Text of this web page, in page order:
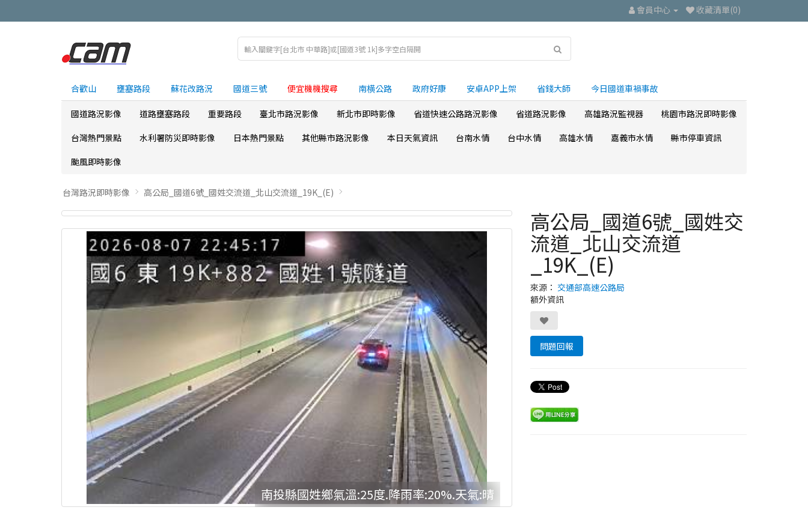
會員中心 收藏清單(0)
合歡山 壅塞路段 蘇花改路況 國道三號 便宜機機搜尋 南横公路 政府好康 安卓APP上架 省錢大師 今日國道車禍事故
國道路況影像 道路壅塞路段 重要路段 臺北市路況影像 新北市即時影像 省道快速公路路況影像 省道路況影像 高雄路況監視器
桃園市路況即時影像
台灣熱門景點
水利署防災即時影像 日本熱門景點 其他縣市路況影像 本日天氣資訊 台南水情 台中水情 高雄水情 嘉義市水情
縣市停車資訊
颱風即時影像
台灣路況即時影像 高公局_國道6號_國姓交流道_北山交流道_19K_(E)
南投縣國姓鄉氣溫:25度.降雨率:20%.天氣:晴
高公局_國道6號_國姓交
流道_北山交流道
_19K_(E)
來源： 交通部高速公路局
額外資訊
問題回報